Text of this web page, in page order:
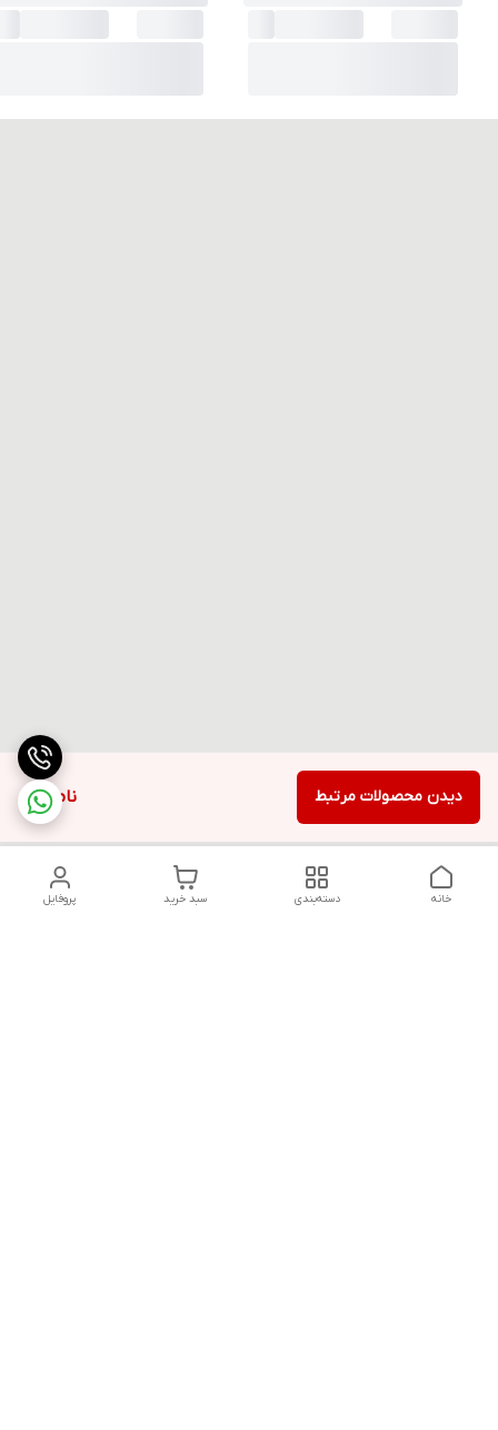
ناموجود دیدن محصولات مرتبط
پروفایل سبد خرید دسته‌بندی خانه